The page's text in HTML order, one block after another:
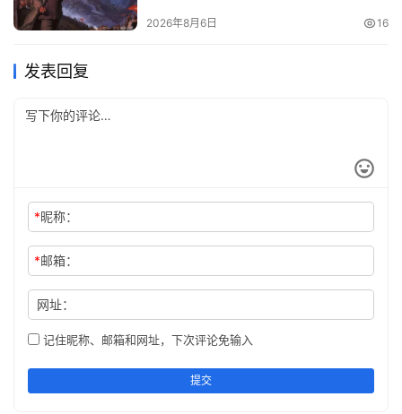
2026年8月6日 16
发表回复
*昵称：
*邮箱：
网址：
记住昵称、邮箱和网址，下次评论免输入
提交